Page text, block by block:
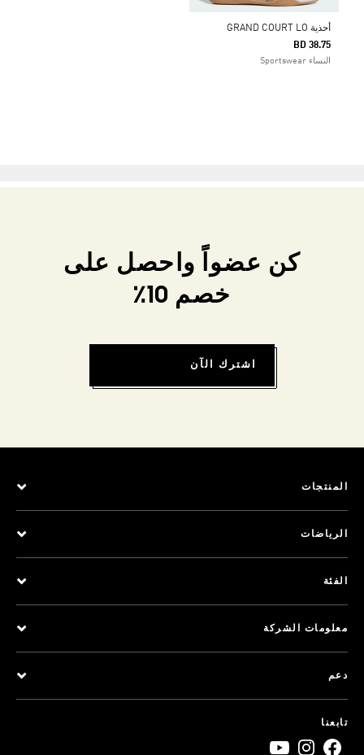
أحذية GRAND COURT LO
BD 38.75
النساء Sportswear
كن عضواً واحصل على
خصم 10٪
اشترك الآن
المنتجات
الرياضات
الفئة
معلومات الشركة
دعم
تابعنا